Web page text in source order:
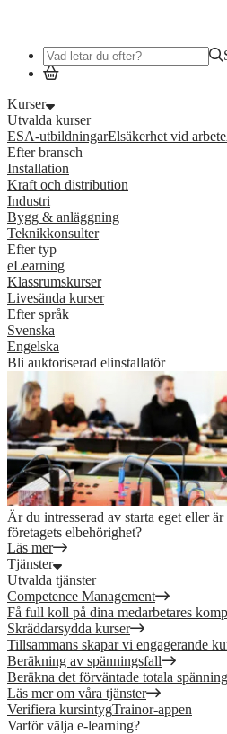
Kurser
Utvalda kurser
ESA-utbildningarElsäkerhet vid arbete
Efter bransch
Installation
Kraft och distribution
Industri
Bygg & anläggning
Teknikkonsulter
Efter typ
eLearning
Klassrumskurser
Livesända kurser
Efter språk
Svenska
Engelska
Bli auktoriserad elinstallatör
Är du intresserad av starta eget eller
företagets elbehörighet?
Läs mer
Tjänster
Utvalda tjänster
Competence Management
Få full koll på dina medarbetares
Skräddarsydda kurser
Tillsammans skapar vi engagerande
Beräkning av spänningsfall
Beräkna det förväntade totala
Läs mer om våra tjänster
Verifiera kursintygTrainor-appen
Varför välja e-learning?